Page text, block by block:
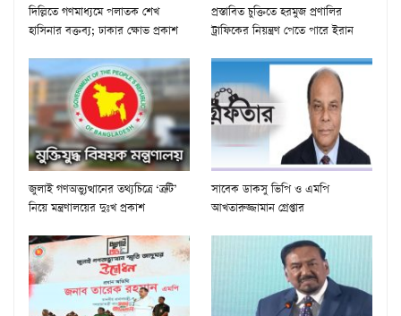
দিল্লিতে গণমাধ্যমে পলাতক শেখ
হাসিনার বক্তব্য; ঢাকার ক্ষোভ প্রকাশ
প্রস্তাবিত চুক্তিতে হরমুজ প্রণালির
ট্রাফিকের নিয়ন্ত্রণ পেতে পারে ইরান
জুলাই গণঅভ্যুত্থানের তথ্যচিত্রে ‘ত্রুটি’
নিয়ে মন্ত্রণালয়ের দুঃখ প্রকাশ
সাবেক ডাকসু ভিপি ও এমপি
আখতারুজ্জামান গ্রেপ্তার